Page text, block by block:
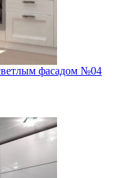
фасадом №04